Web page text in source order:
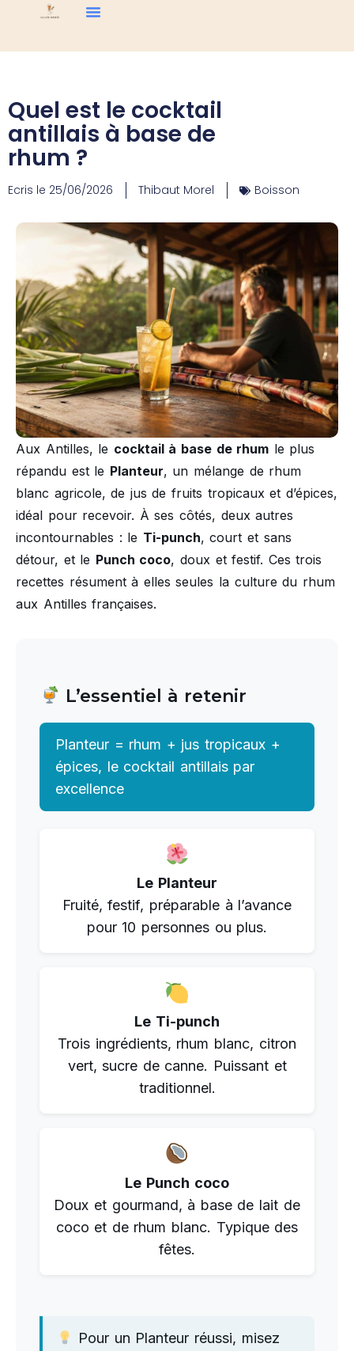
Quel est le cocktail
antillais à base de
rhum ?
Ecris le 25/06/2026 Thibaut Morel Boisson
Aux Antilles, le cocktail à base de rhum le plus
répandu est le Planteur, un mélange de rhum
blanc agricole, de jus de fruits tropicaux et d’épices,
idéal pour recevoir. À ses côtés, deux autres
incontournables : le Ti-punch, court et sans
détour, et le Punch coco, doux et festif. Ces trois
recettes résument à elles seules la culture du rhum
aux Antilles françaises.
L’essentiel à retenir
Planteur = rhum + jus tropicaux +
épices, le cocktail antillais par
excellence
Le Planteur
Fruité, festif, préparable à l’avance
pour 10 personnes ou plus.
Le Ti-punch
Trois ingrédients, rhum blanc, citron
vert, sucre de canne. Puissant et
traditionnel.
Le Punch coco
Doux et gourmand, à base de lait de
coco et de rhum blanc. Typique des
fêtes.
Pour un Planteur réussi, misez